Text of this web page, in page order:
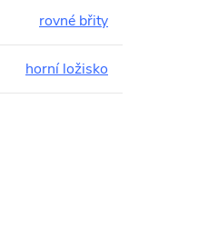
rovné břity
horní ložisko